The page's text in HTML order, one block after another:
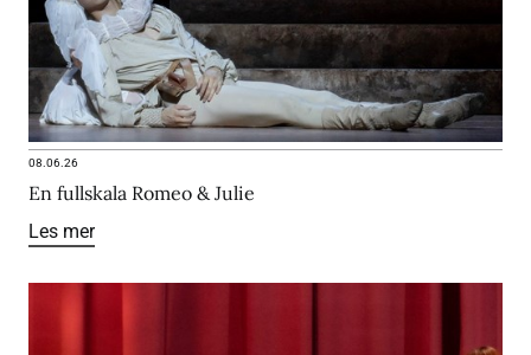
08.06.26
En fullskala Romeo & Julie
Les mer